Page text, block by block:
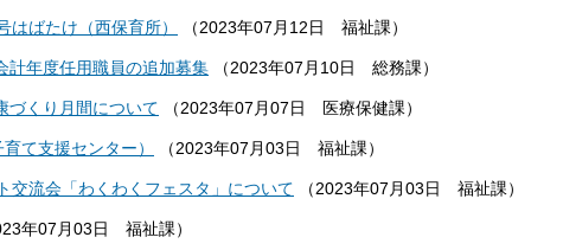
はばたけ（西保育所） （ 2023年07月12日 福祉課 ）
計年度任用職員の追加募集 （ 2023年07月10日 総務課 ）
づくり月間について （ 2023年07月07日 医療保健課 ）
て支援センター） （ 2023年07月03日 福祉課 ）
交流会「わくわくフェスタ」について （ 2023年07月03日 福祉課 ）
年07月03日 福祉課 ）